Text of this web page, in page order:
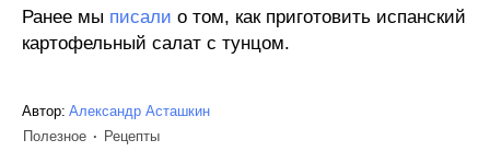
Ранее мы писали о том, как приготовить испанский
картофельный салат с тунцом.
Автор: Александр Асташкин
Полезное
Рецепты